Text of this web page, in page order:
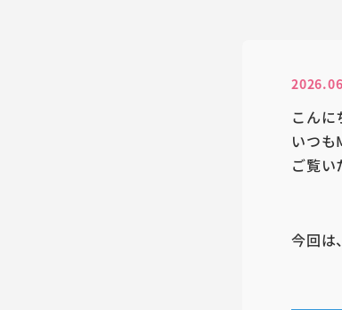
こんに
いつ
ご覧い
今回は